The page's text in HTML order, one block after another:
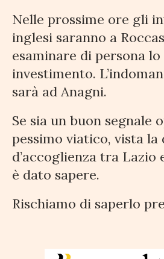
Nelle prossime ore gli
inglesi saranno a
esaminare di persona
investimento.
sarà ad Anagni.
Se sia un buon segnale
pessimo viatico, vista la
d’accoglienza tra Lazio
è dato sapere.
Rischiamo di saperlo